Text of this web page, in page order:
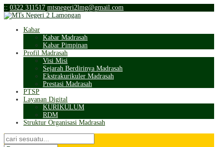
:: 0322 311517 mtsnegeri2lmg@gmail.com
Kabar
Kabar Madrasah
Kabar Pimpinan
Profil Madrasah
Visi Misi
Sejarah Berdirinya Madrasah
Ekstrakurikuler Madrasah
Prestasi Madrasah
PTSP
Layanan Digital
KURIKULUM
RDM
Struktur Organisasi Madrasah